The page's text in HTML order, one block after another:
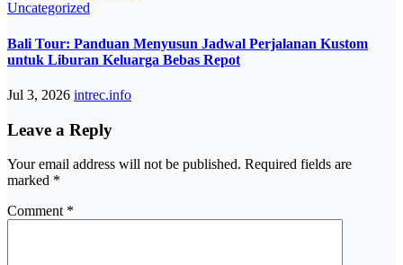
Uncategorized
Bali Tour: Panduan Menyusun Jadwal Perjalanan Kustom
untuk Liburan Keluarga Bebas Repot
Jul 3, 2026 intrec.info
Leave a Reply
Your email address will not be published. Required fields are
marked *
Comment *